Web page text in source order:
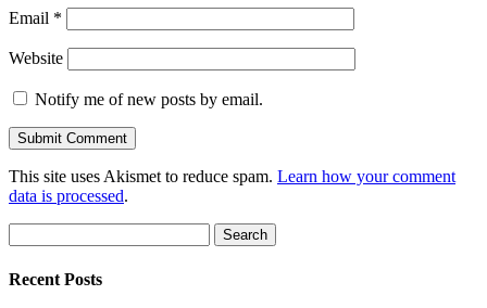
Email *
Website
Notify me of new posts by email.
This site uses Akismet to reduce spam. Learn how your comment
data is processed.
for:
Recent Posts